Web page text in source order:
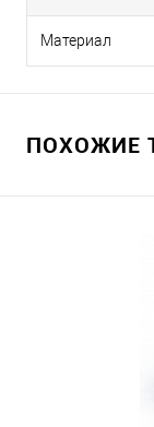
Материал
ПОХОЖИЕ